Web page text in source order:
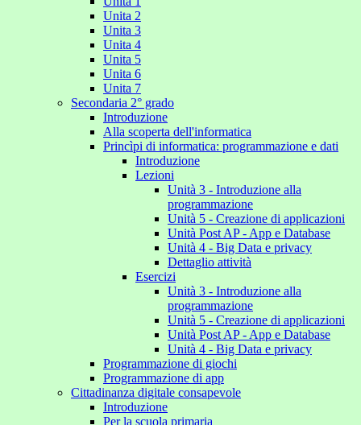
Unita 2
Unita 3
Unita 4
Unita 5
Unita 6
Unita 7
Secondaria 2° grado
Introduzione
Alla scoperta dell'informatica
Princìpi di informatica: programmazione e dati
Introduzione
Lezioni
Unità 3 - Introduzione alla
programmazione
Unità 5 - Creazione di applicazioni
Unità Post AP - App e Database
Unità 4 - Big Data e privacy
Dettaglio attività
Esercizi
Unità 3 - Introduzione alla
programmazione
Unità 5 - Creazione di applicazioni
Unità Post AP - App e Database
Unità 4 - Big Data e privacy
Programmazione di giochi
Programmazione di app
Cittadinanza digitale consapevole
Introduzione
Per la scuola primaria